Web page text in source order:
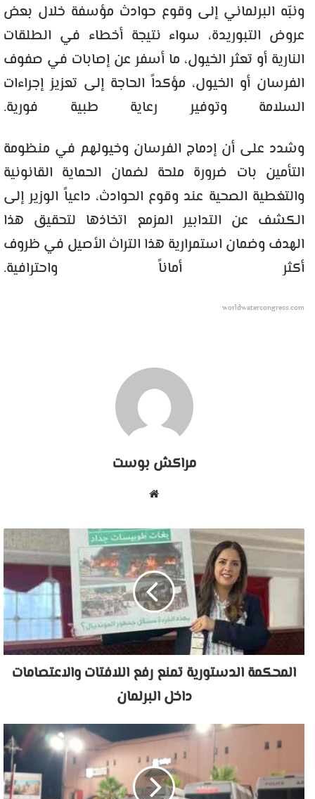
ونبّه البرلماني إلى وقوع حوادث مؤسفة خلال بعض
عروض التبوريدة، سواء نتيجة أخطاء في الطلقات
النارية أو تعثر الخيول، ما أسفر عن إصابات في صفوف
الفرسان أو الخيول، مؤكداً الحاجة إلى تعزيز إجراءات
السلامة وتوفير رعاية طبية فورية.
وشدد على أن إدماج الفرسان وخيولهم في منظومة
التأمين بات ضرورة ملحة لضمان الحماية القانونية
والتغطية الصحية عند وقوع الحوادث، داعياً الوزير إلى
الكشف عن التدابير المزمع اتخاذها لتحقيق هذا
الهدف وضمان استمرارية هذا التراث الأصيل في ظروف
أكثر أماناً واحترافية.
worldwatercongress.com
مراكش بوست
المحكمة الدستورية تمنع رفع اللافتات والاعتصامات
داخل البرلمان